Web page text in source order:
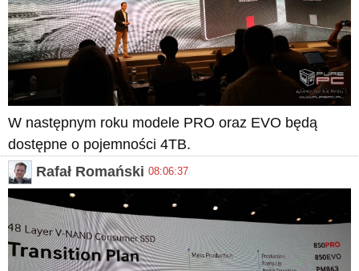
W następnym roku modele PRO oraz EVO będą
dostępne o pojemności 4TB.
Rafał Romański 08:06:37